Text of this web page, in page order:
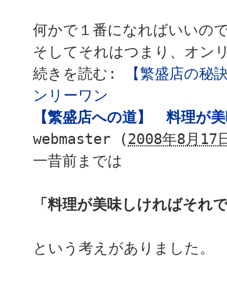
何かで１番になればいいの
そしてそれはつまり、オン
続きを読む:
【繁盛店の
ンリーワン
【繁盛店への道】 料理が
webmaster (2008年8月
一昔前までは
「料理が美味しければそれ
という考えがありました。